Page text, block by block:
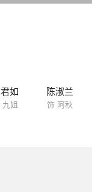
如
九姐
陈淑兰
饰 阿秋